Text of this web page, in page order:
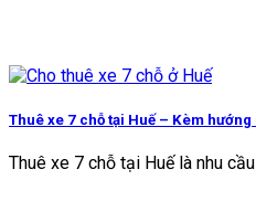
Thuê xe 7 chỗ tại Huế – Kèm
Thuê xe 7 chỗ tại Huế là nhu